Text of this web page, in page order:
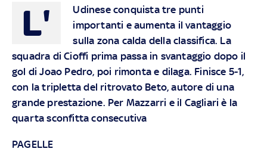
L'
Udinese conquista tre punti
importanti e aumenta il vantaggio
sulla zona calda della classifica. La
squadra di Cioffi prima passa in svantaggio dopo il
gol di Joao Pedro, poi rimonta e dilaga. Finisce 5-1,
con la tripletta del ritrovato Beto, autore di una
grande prestazione. Per Mazzarri e il Cagliari è la
quarta sconfitta consecutiva
PAGELLE